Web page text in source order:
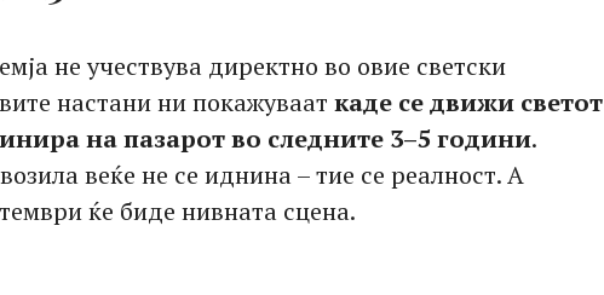
не учествува директно во овие светски
настани ни покажуваат каде се движи светот
на пазарот во следните 3–5 години.
веќе не се иднина – тие се реалност. А
ќе биде нивната сцена.